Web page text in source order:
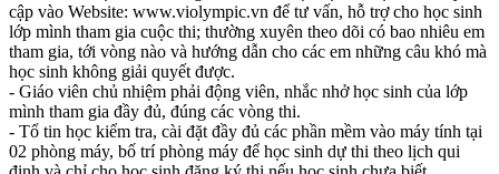
cập vào Website: www.violympic.vn để tư vấn, hỗ trợ cho học sinh
lớp mình tham gia cuộc thi; thường xuyên theo dõi có bao nhiêu em
tham gia, tới vòng nào và hướng dẫn cho các em những câu khó mà
học sinh không giải quyết được.
- Giáo viên chủ nhiệm phải động viên, nhắc nhở học sinh của lớp
mình tham gia đầy đủ, đúng các vòng thi.
- Tổ tin học kiểm tra, cài đặt đầy đủ các phần mềm vào máy tính tại
02 phòng máy, bố trí phòng máy để học sinh dự thi theo lịch qui